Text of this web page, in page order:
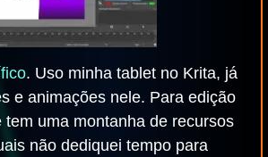
. Uso minha tablet no Krita, já
e animações nele. Para edição
tem uma montanha de recursos
não dediquei tempo para